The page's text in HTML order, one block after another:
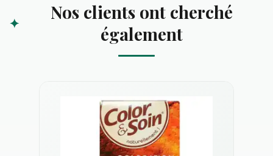
Nos clients ont cherché
également